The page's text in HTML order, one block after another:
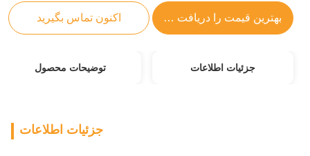
بهترین قیمت را دریافت کنید اکنون تماس بگیرید
جزئیات اطلاعات توضیحات محصول
جزئیات اطلاعات